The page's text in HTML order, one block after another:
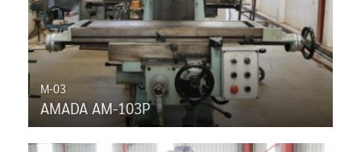
M-03
AMADA AM-103P